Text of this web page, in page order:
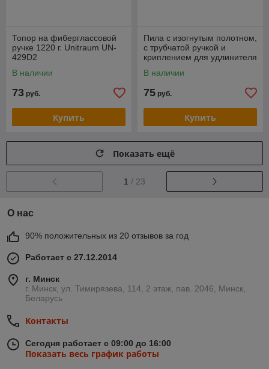
Топор на фиберглассовой
ручке 1220 г. Unitraum UN-
429D2
В наличии
73 руб.
Купить
Пила с изогнутым полотном,
с трубчатой ручкой и
криплением для удлинителя
В наличии
75 руб.
Купить
Показать ещё
1 / 23
О нас
90% положительных из 20 отзывов за год
Работает с 27.12.2014
г. Минск
г. Минск, ул. Тимирязева, 114, 2 этаж, пав. 2046, Минск,
Беларусь
Контакты
Сегодня работает с 09:00 до 16:00
Показать весь график работы